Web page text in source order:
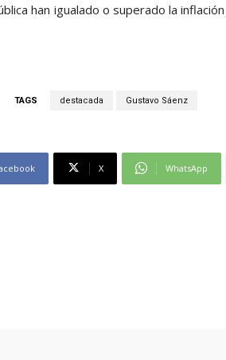
han igualado o superado la
TAGS destacada Gustavo Sáenz
X WhatsApp